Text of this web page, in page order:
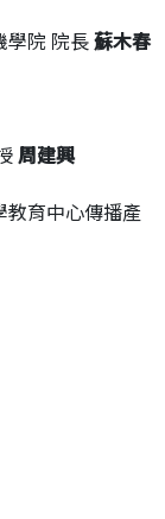
學院 院長蘇木春
周建興
教育中心傳播產